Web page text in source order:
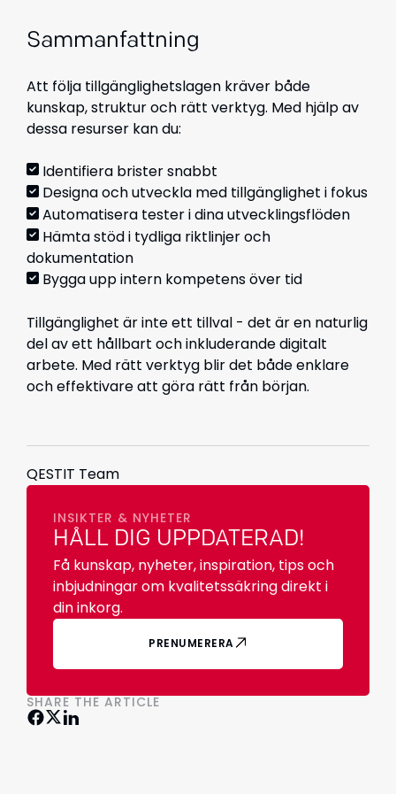
Sammanfattning
Att följa tillgänglighetslagen kräver både
kunskap, struktur och rätt verktyg. Med hjälp av
dessa resurser kan du:
Identifiera brister snabbt
Designa och utveckla med tillgänglighet i fokus
Automatisera tester i dina utvecklingsflöden
Hämta stöd i tydliga riktlinjer och
dokumentation
Bygga upp intern kompetens över tid
Tillgänglighet är inte ett tillval - det är en naturlig
del av ett hållbart och inkluderande digitalt
arbete. Med rätt verktyg blir det både enklare
och effektivare att göra rätt från början.
QESTIT Team
INSIKTER & NYHETER
HÅLL DIG UPPDATERAD!
Få kunskap, nyheter, inspiration, tips och
inbjudningar om kvalitetssäkring direkt i
din inkorg.
PRENUMERERA
SHARE THE ARTICLE